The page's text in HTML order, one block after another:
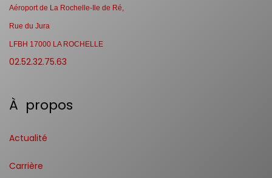
Aéroport de La Rochelle-Ile de Ré,
Rue du Jura
LFBH 17000 LA ROCHELLE
02.52.32.75.63
À propos
Actualité
Carrière